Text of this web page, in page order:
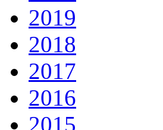
2019
2018
2017
2016
2015